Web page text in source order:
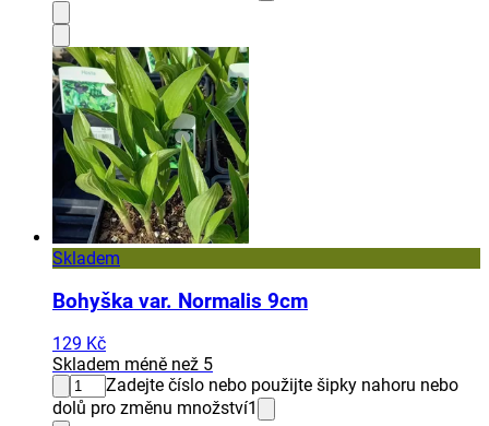
Skladem
Bohyška var. Normalis 9cm
129 Kč
Skladem méně než 5
Zadejte číslo nebo použijte šipky nahoru nebo
dolů pro změnu množství1